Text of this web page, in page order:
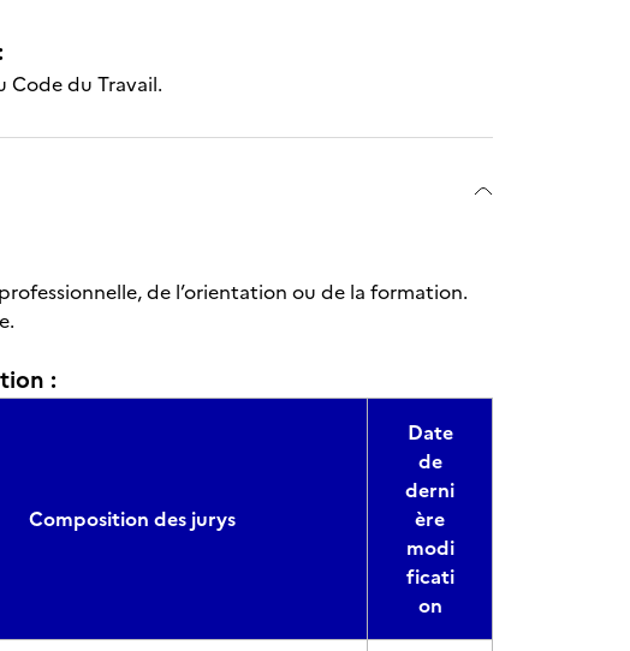
Code du Travail.
de l’orientation ou de la formation.
:
Composition des jurys
Date
de
derni
ère
modi
ficati
on